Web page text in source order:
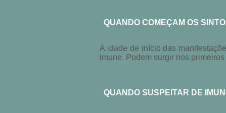
QUANDO COMEÇAM OS
A idade de início das
imune. Podem surgir nos
QUANDO SUSPEITAR DE